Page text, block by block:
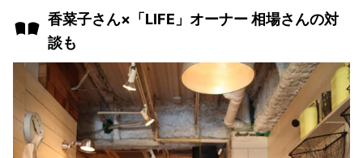
香菜子さん×「LIFE」オーナー 相場さんの対
談も